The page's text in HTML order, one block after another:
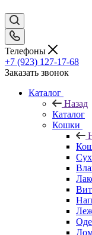
Телефоны
+7 (923) 127-17-68
Заказать звонок
Каталог
Назад
Каталог
Кошки